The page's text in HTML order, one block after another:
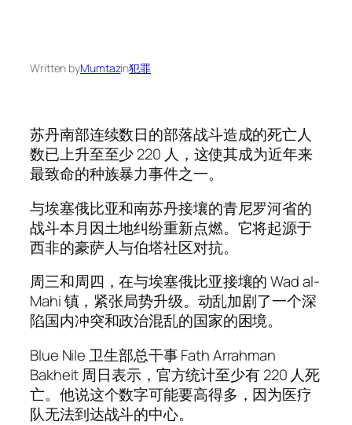
Written byMumtazin犯罪
苏丹南部连续数日的部落战斗造成的死亡人
数已上升至至少 220 人，这使其成为近年来
最致命的种族暴力事件之一。
与埃塞俄比亚和南苏丹接壤的青尼罗河省的
战斗本月因土地纠纷重新点燃。它将起源于
西非的豪萨人与伯塔社区对抗。
周三和周四，在与埃塞俄比亚接壤的 Wad al-
Mahi 镇，紧张局势升级。动乱加剧了一个深
陷国内冲突和政治混乱的国家的困境。
Blue Nile 卫生部总干事 Fath Arrahman
Bakheit 周日表示，官方统计至少有 220 人死
亡。他说这个数字可能要高得多，因为医疗
队无法到达战斗的中心。